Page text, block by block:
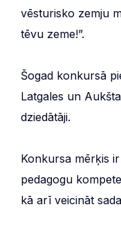
vēsturisko zemju
tēvu zeme!”.
Šogad konkursā
Latgales un
dziedātāji.
Konkursa mērķis
pedagogu
kā arī veicināt